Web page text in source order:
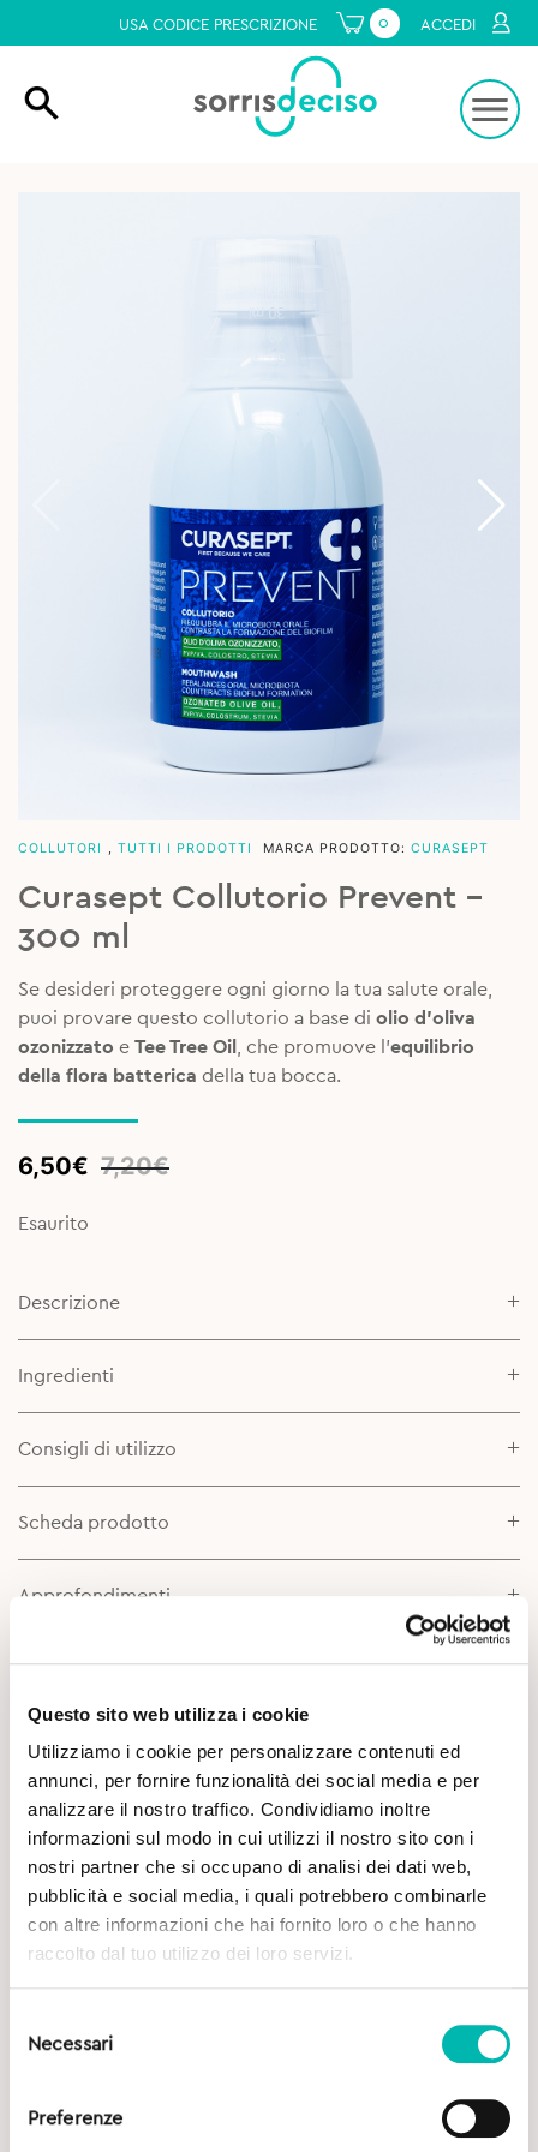
Questo sito web utilizza i cookie
Utilizziamo i cookie per personalizzare contenuti ed
annunci, per fornire funzionalità dei social media e per
analizzare il nostro traffico. Condividiamo inoltre
informazioni sul modo in cui utilizzi il nostro sito con i
nostri partner che si occupano di analisi dei dati web,
pubblicità e social media, i quali potrebbero combinarle
con altre informazioni che hai fornito loro o che hanno
raccolto dal tuo utilizzo dei loro servizi.
delNecessari
Preferenze
USA CODICE PRESCRIZIONE 0 ACCEDI
COLLUTORI TUTTI I PRODOTTI MARCA PRODOTTO: CURASEPT
Curasept Collutorio Prevent –
300 ml
Se desideri proteggere ogni giorno la tua salute orale,
puoi provare questo collutorio a base di olio d’oliva
ozonizzato e Tee Tree Oil , che promuove l’equilibrio
della flora batterica della tua bocca.
7,20€
Original
was:
6,50€
Current
is:
Esaurito
Descrizione
Ingredienti
Consigli di utilizzo
Scheda prodotto
Approfondimenti
Potrebbe Interessarti